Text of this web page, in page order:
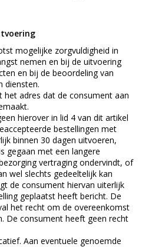
mogelijke zorgvuldigheid in
nemen en bij de uitvoering
en bij de beoordeling van
diensten.
het adres dat de consument aan
hierover in lid 4 van dit artikel
bestellingen met
binnen 30 dagen uitvoeren,
gegaan met een langere
vertraging ondervindt, of
wel slechts gedeeltelijk kan
de consument hiervan uiterlijk
geplaatst heeft bericht. De
het recht om de overeenkomst
De consument heeft geen recht
Aan eventuele genoemde